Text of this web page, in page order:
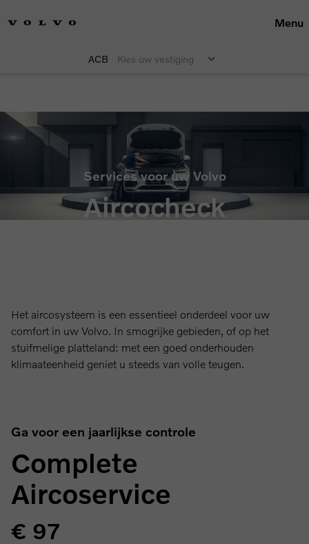
Menu
ACB Kies uw vestiging
Services voor uw Volvo
Aircocheck
Het aircosysteem is een essentieel onderdeel voor uw
comfort in uw Volvo. In smogrijke gebieden, of op het
stuifmelige platteland: met een goed onderhouden
klimaateenheid geniet u steeds van volle teugen.
Ga voor een jaarlijkse controle
Complete
Aircoservice
€ 97